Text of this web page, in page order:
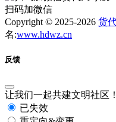
扫码加微信
Copyright © 2025-2026 货
名:www.hdwz.cn
反馈
让我们一起共建文明社区
已失效